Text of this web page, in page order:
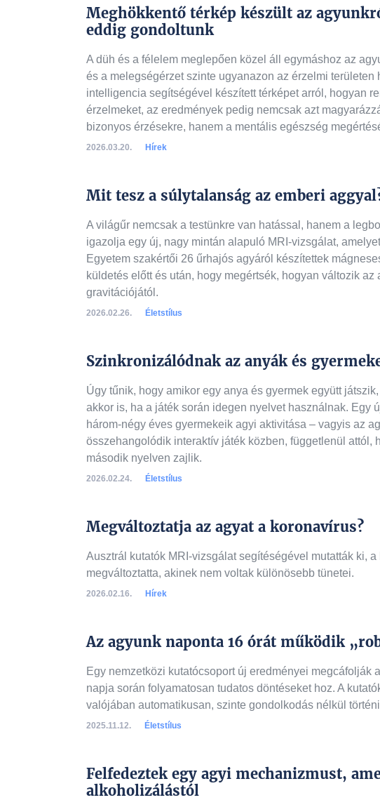
Meghökkentő térkép készült az
eddig gondoltunk
A düh és a félelem meglepően közel áll egymáshoz az
és a melegségérzet szinte ugyanazon az érzelmi
intelligencia segítségével készített térképet arról, hogyan
érzelmeket, az eredmények pedig nemcsak azt
bizonyos érzésekre, hanem a mentális egészség
2026.03.20. Hírek
Mit tesz a súlytalanság az emberi
A világűr nemcsak a testünkre van hatással, hanem a
igazolja egy új, nagy mintán alapuló MRI-vizsgálat,
Egyetem szakértői 26 űrhajós agyáról készítettek
küldetés előtt és után, hogy megértsék, hogyan változik
gravitációjától.
2026.02.26. Életstílus
Szinkronizálódnak az anyák és
Úgy tűnik, hogy amikor egy anya és gyermek együtt
akkor is, ha a játék során idegen nyelvet használnak. Egy
három-négy éves gyermekeik agyi aktivitása – vagyis az
összehangolódik interaktív játék közben, függetlenül attól,
második nyelven zajlik.
2026.02.24. Életstílus
Megváltoztatja az agyat a koronavírus?
Ausztrál kutatók MRI-vizsgálat segítéségével mutatták ki,
megváltoztatta, akinek nem voltak különösebb tünetei.
2026.02.16. Hírek
Az agyunk naponta 16 órát működik
Egy nemzetközi kutatócsoport új eredményei megcáfolják
napja során folyamatosan tudatos döntéseket hoz. A
valójában automatikusan, szinte gondolkodás nélkül
2025.11.12. Életstílus
Felfedeztek egy agyi mechanizmust,
alkoholizálástól